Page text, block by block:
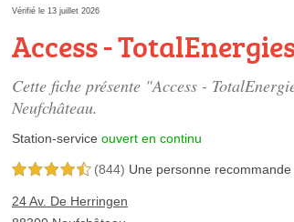
Vérifié le 13 juillet 2026
Access -
Cette fiche présente "Access -
Neufchâteau.
Station-service ouvert en continu
4,5 étoiles sur 5 (844) Une personne recommande
24 Av. De Herringen
SP 95 :